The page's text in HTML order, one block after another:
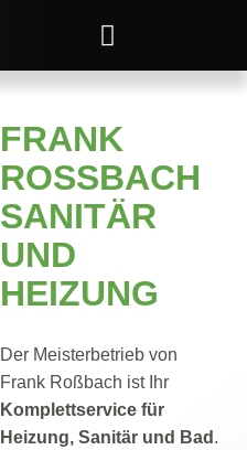
FRANK
ROSSBACH
SANITÄR
UND
HEIZUNG
Der Meisterbetrieb von
Frank Roßbach ist Ihr
Komplettservice für
Heizung, Sanitär und Bad .